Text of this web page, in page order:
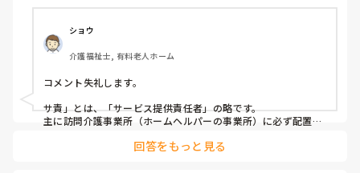
90代なら、大人がやる事ではない！！と言う概念かな？大人の
食べに行くのは、カウンターの寿司屋？フレンチ？
そんなの考えたら、大人っぽいイベントって？本当に何？
ご飯食べる、プレゼントあげたり、もらったり。
後は、良くて旅行？位なものでしょ？
なら、多少子供っぽいのかも知れないけど、楽しい！！って思
わせる事に、振り切ってしまえば？、と思います。
ショウ
介護福祉士, 有料老人ホーム
コメント失礼します。
サ責」とは、「サービス提供責任者」の略です。
主に訪問介護事業所（ホームヘルパーの事業所）に必ず配置さ
回答をもっと見る